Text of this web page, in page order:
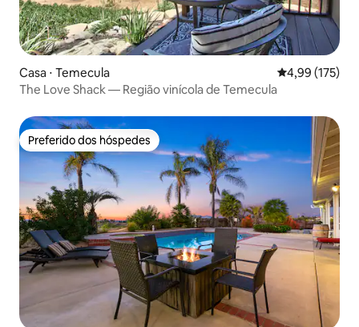
Casa ⋅ Temecula 4,99 de uma
4,99 (175)
The Love Shack — Região vinícola de Temecula
Preferido dos hóspedes
Preferido dos hóspedes